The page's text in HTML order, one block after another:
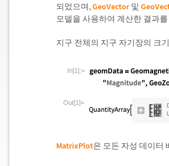
되었으며,GeoVector및
모델을 사용하여 계산한 결과
지구 전체의 지구 자기장의 크
In[1]:=
Out[1]=
MatrixPlot은 모든 자성 데이터